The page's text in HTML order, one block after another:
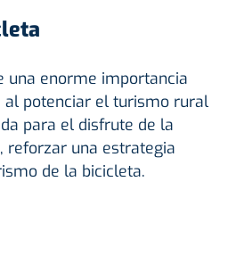
una enorme importancia
potenciar el turismo rural
para el disfrute de la
reforzar una estrategia
de la bicicleta.